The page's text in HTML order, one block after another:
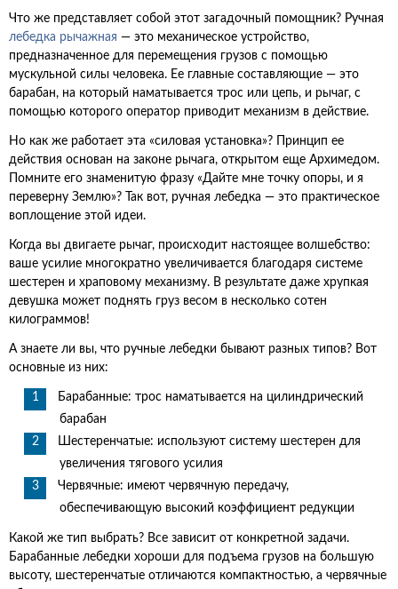
Что же представляет собой этот загадочный помощник? Ручная
лебедка рычажная — это механическое устройство,
предназначенное для перемещения грузов с помощью
мускульной силы человека. Ее главные составляющие — это
барабан, на который наматывается трос или цепь, и рычаг, с
помощью которого оператор приводит механизм в действие.
Но как же работает эта «силовая установка»? Принцип ее
действия основан на законе рычага, открытом еще Архимедом.
Помните его знаменитую фразу «Дайте мне точку опоры, и я
переверну Землю»? Так вот, ручная лебедка — это практическое
воплощение этой идеи.
Когда вы двигаете рычаг, происходит настоящее волшебство:
ваше усилие многократно увеличивается благодаря системе
шестерен и храповому механизму. В результате даже хрупкая
девушка может поднять груз весом в несколько сотен
килограммов!
А знаете ли вы, что ручные лебедки бывают разных типов? Вот
основные из них:
Барабанные: трос наматывается на цилиндрический
барабан
Шестеренчатые: используют систему шестерен для
увеличения тягового усилия
Червячные: имеют червячную передачу,
обеспечивающую высокий коэффициент редукции
Какой же тип выбрать? Все зависит от конкретной задачи.
Барабанные лебедки хороши для подъема грузов на большую
высоту, шестеренчатые отличаются компактностью, а червячные